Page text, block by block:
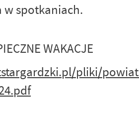
w spotkaniach.
WAKACJE
pliki/